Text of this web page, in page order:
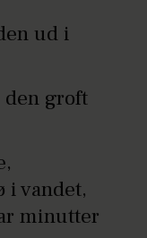
ud i
groft
i vandet,
minutter